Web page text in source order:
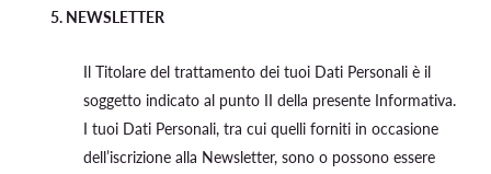
5. NEWSLETTER
Il Titolare del trattamento dei tuoi Dati Personali è il
soggetto indicato al punto II della presente Informativa.
I tuoi Dati Personali, tra cui quelli forniti in occasione
dell’iscrizione alla Newsletter, sono o possono essere